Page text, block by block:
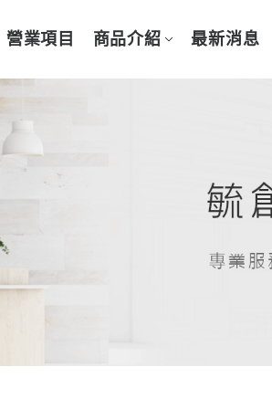
營業項目 商品介紹 最新消息